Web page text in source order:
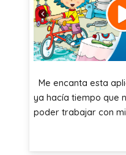
Me encanta esta
ya hacía tiempo que
poder trabajar con